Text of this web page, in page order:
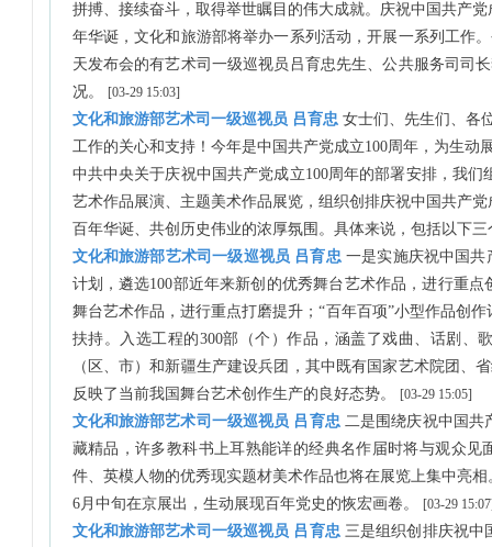
拼搏、接续奋斗，取得举世瞩目的伟大成就。庆祝中国共产
年华诞，文化和旅游部将举办一系列活动，开展一系列工作
天发布会的有艺术司一级巡视员吕育忠先生、公共服务司司
况。
[03-29 15:03]
文化和旅游部艺术司一级巡视员 吕育忠 女士们、先生们、各
工作的关心和支持！今年是中国共产党成立100周年，为生
中共中央关于庆祝中国共产党成立100周年的部署安排，我
艺术作品展演、主题美术作品展览，组织创排庆祝中国共产
百年华诞、共创历史伟业的浓厚氛围。具体来说，包括以下
文化和旅游部艺术司一级巡视员 吕育忠 一是实施庆祝中国共
计划，遴选100部近年来新创的优秀舞台艺术作品，进行重
舞台艺术作品，进行重点打磨提升；“百年百项”小型作品创
扶持。入选工程的300部（个）作品，涵盖了戏曲、话剧、
（区、市）和新疆生产建设兵团，其中既有国家艺术院团
反映了当前我国舞台艺术创作生产的良好态势。
[03-29 15:05]
文化和旅游部艺术司一级巡视员 吕育忠 二是围绕庆祝中国共
藏精品，许多教科书上耳熟能详的经典名作届时将与观众
件、英模人物的优秀现实题材美术作品也将在展览上集中亮
6月中旬在京展出，生动展现百年党史的恢宏画卷。
[03-29
文化和旅游部艺术司一级巡视员 吕育忠 三是组织创排庆祝中